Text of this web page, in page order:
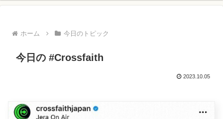
ホーム 今日のトピック
今日の #Crossfaith
2023.10.05